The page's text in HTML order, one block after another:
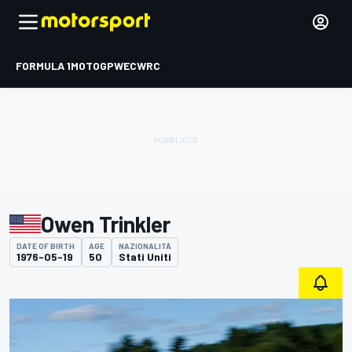
FORMULA 1MOTOGPWECWRC
Owen Trinkler
DATE OF BIRTH
1976-05-19
AGE
50
NAZIONALITÀ
Stati Uniti